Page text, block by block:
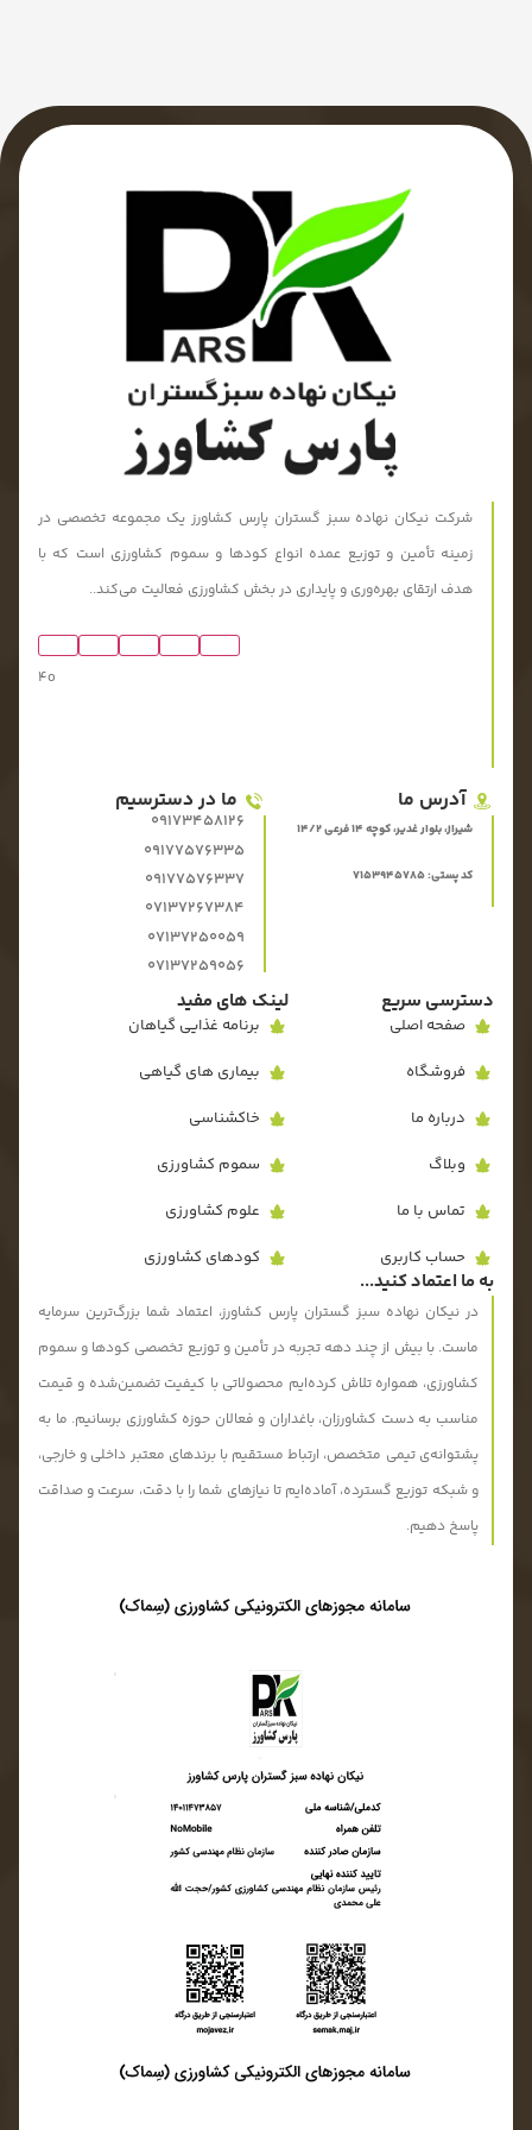
شرکت نیکان نهاده سبز گستران پارس کشاورز یک مجموعه تخصصی در
زمینه تأمین و توزیع عمده انواع کودها و سموم کشاورزی است که با
هدف ارتقای بهره‌وری و پایداری در بخش کشاورزی فعالیت می‌کند..
4o
آدرس ما
شیراز، بلوار غدیر، کوچه 14 فرعی 14/2
کد پستی: 7153945785
ما در دسترسیم
09173458126
09177576335
09177576337
07137267384
07137250059
07137259056
دسترسی سریع
صفحه اصلی
فروشگاه
درباره ما
وبلاگ
تماس با ما
حساب کاربری
لینک های مفید
برنامه غذایی گیاهان
بیماری های گیاهی
خاکشناسی
سموم کشاورزی
علوم کشاورزی
کودهای کشاورزی
به ما اعتماد کنید...
در نیکان نهاده سبز گستران پارس کشاورز، اعتماد شما بزرگ‌ترین سرمایه
ماست. با بیش از چند دهه تجربه در تأمین و توزیع تخصصی کودها و سموم
کشاورزی، همواره تلاش کرده‌ایم محصولاتی با کیفیت تضمین‌شده و قیمت
مناسب به دست کشاورزان، باغداران و فعالان حوزه کشاورزی برسانیم. ما به
پشتوانه‌ی تیمی متخصص، ارتباط مستقیم با برندهای معتبر داخلی و خارجی،
و شبکه توزیع گسترده، آماده‌ایم تا نیازهای شما را با دقت، سرعت و صداقت
پاسخ دهیم.